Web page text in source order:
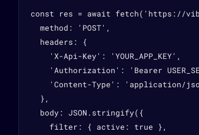
const res = await fetch('https://
  method: 'POST',
  headers: {
    'X-Api-Key': 'YOUR_APP_KEY',
'Authorization': 'Bearer
'Content-Type': 'application/
  },
  body: JSON.stringify({
    filter: { active: true },